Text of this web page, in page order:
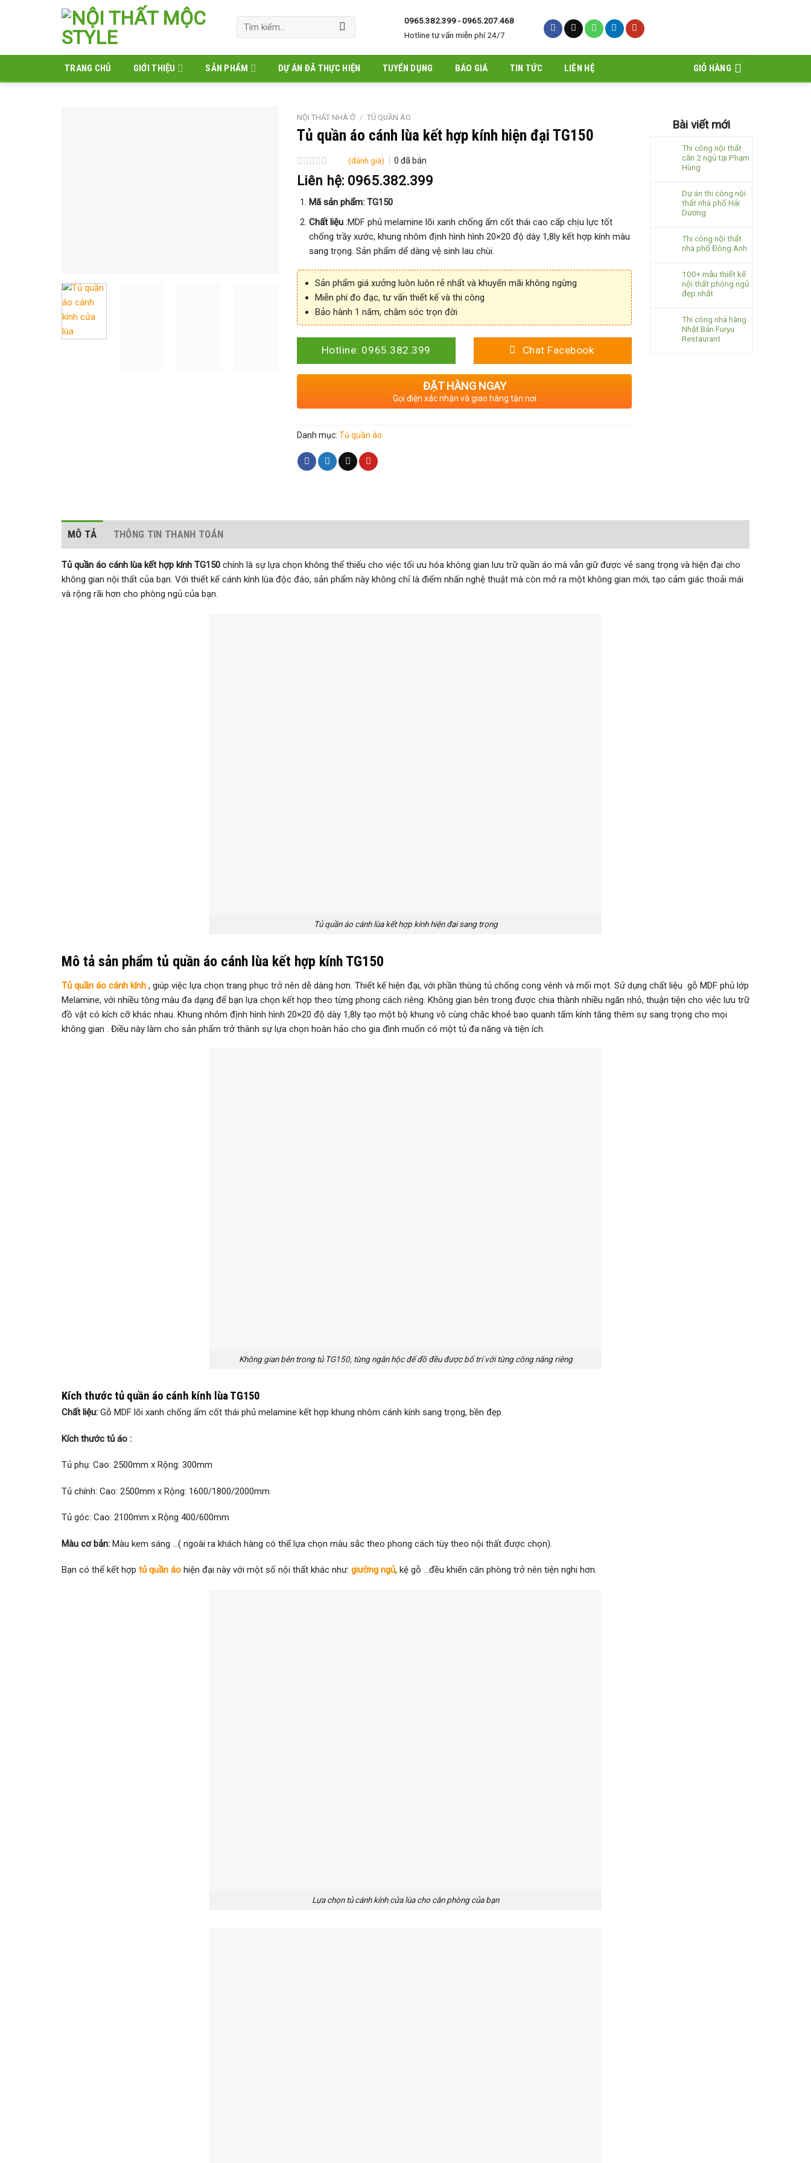
Tìm
0965.382.399 - 0965.207.468
Hotline tư vấn miễn phí 24/7
TRANG CHỦ GIỚI THIỆU SẢN PHẨM DỰ ÁN ĐÃ THỰC HIỆN TUYỂN DỤNG BÁO GIÁ TIN TỨC LIÊN HỆ GIỎ HÀNG
NỘI THẤT NHÀ Ở / TỦ QUẦN ÁO
Tủ quần áo cánh lùa kết hợp kính hiện đại TG150
Được
xếp
sao
(đánh giá) 0 đã bán
Liên hệ: 0965.382.399
Mã sản phẩm: TG150
Chất liệu:MDF phủ melamine lõi xanh chống ẩm cốt thái cao cấp chịu lực tốt
chống trầy xước, khung nhôm định hình hình 20×20 độ dày 1,8ly kết hợp kính màu
sang trọng. Sản phẩm dể dàng vệ sinh lau chùi.
Sản phẩm giá xưởng luôn luôn rẻ nhất và khuyến mãi không ngừng
Miễn phí đo đạc, tư vấn thiết kế và thi công
Bảo hành 1 năm, chăm sóc trọn đời
Hotline: 0965.382.399 Chat Facebook
ĐẶT HÀNG NGAY
Gọi điện xác nhận và giao hàng tận nơi
Danh mục: Tủ quần áo
Bài viết mới
Thi công nội thất
căn 2 ngủ tại Phạm
Hùng
Dự án thi công nội
thất nhà phố Hải
Dương
Thi công nội thất
nhà phố Đông Anh
100+ mẫu thiết kế
nội thất phòng ngủ
đẹp nhất
Thi công nhà hàng
Nhật Bản Furyu
Restaurant
MÔ TẢ THÔNG TIN THANH TOÁN
Tủ quần áo cánh lùa kết hợp kính TG150 chính là sự lựa chọn không thể thiếu cho việc tối ưu hóa không gian lưu trữ quần áo mà vẫn giữ được vẻ sang trọng và hiện đại cho
không gian nội thất của bạn. Với thiết kế cánh kính lùa độc đáo, sản phẩm này không chỉ là điểm nhấn nghệ thuật mà còn mở ra một không gian mới, tạo cảm giác thoải mái
và rộng rãi hơn cho phòng ngủ của bạn.
Tủ quần áo cánh lùa kết hợp kính hiện đại sang trọng
Mô tả sản phẩm tủ quần áo cánh lùa kết hợp kính TG150
Tủ quần áo cánh kính , giúp việc lựa chọn trang phục trở nên dễ dàng hơn. Thiết kế hiện đại, với phần thùng tủ chống cong vênh và mối mọt. Sử dụng chất liệu gỗ MDF phủ lớp
Melamine, với nhiều tông màu đa dạng để bạn lựa chọn kết hợp theo từng phong cách riêng. Không gian bên trong được chia thành nhiều ngăn nhỏ, thuận tiện cho việc lưu trữ
đồ vật có kích cỡ khác nhau. Khung nhôm định hình hình 20×20 độ dày 1,8ly tạo một bộ khung vô cùng chắc khoẻ bao quanh tấm kính tăng thêm sự sang trọng cho mọi
không gian . Điều này làm cho sản phẩm trở thành sự lựa chọn hoàn hảo cho gia đình muốn có một tủ đa năng và tiện ích.
Không gian bên trong tủ TG150, từng ngăn hộc để đồ đều được bố trí với từng công năng riêng
Kích thước tủ quần áo cánh kính lùa TG150
Chất liệu: Gỗ MDF lõi xanh chống ẩm cốt thái phủ melamine kết hợp khung nhôm cánh kính sang trọng, bền đẹp.
Kích thước tủ áo :
Tủ phụ: Cao: 2500mm x Rộng: 300mm
Tủ chính: Cao: 2500mm x Rộng: 1600/1800/2000mm
Tủ góc: Cao: 2100mm x Rộng 400/600mm
Màu cơ bản: Màu kem sáng …( ngoài ra khách hàng có thể lựa chọn màu sắc theo phong cách tùy theo nội thất được chọn).
Bạn có thể kết hợp tủ quần áo hiện đại này với một số nội thất khác như: giường ngủ, kệ gỗ …đều khiến căn phòng trở nên tiện nghi hơn.
Lựa chọn tủ cánh kính cửa lùa cho căn phòng của bạn